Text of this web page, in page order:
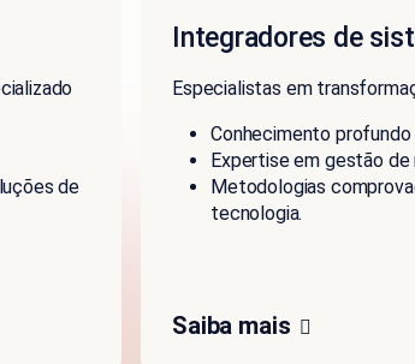
de
Integradores de
Especialistas em
Conhecimento
Expertise em gestão de
Metodologias
tecnologia.
Saiba mais